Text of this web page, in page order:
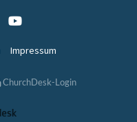
Impressum
ChurchDesk-Login